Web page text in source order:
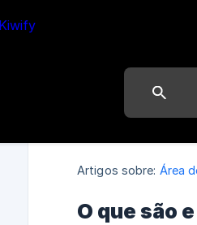
Artigos sobre: Área
O que são